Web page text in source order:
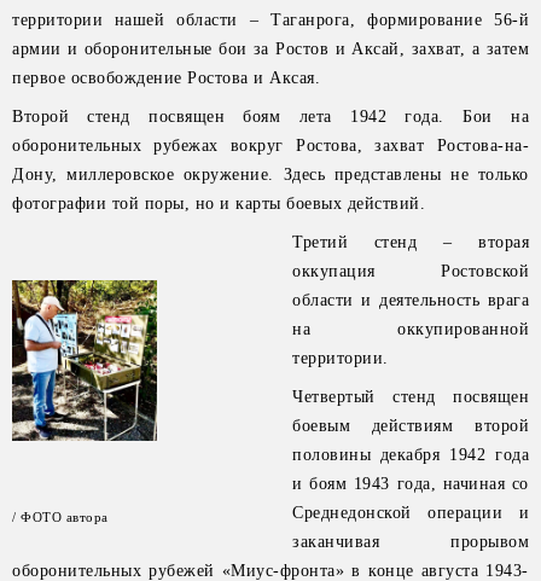
территории нашей области – Таганрога, формирование 56-й
армии и оборонительные бои за Ростов и Аксай, захват, а затем
первое освобождение Ростова и Аксая.
Второй стенд посвящен боям лета 1942 года. Бои на
оборонительных рубежах вокруг Ростова, захват Ростова-на-
Дону, миллеровское окружение. Здесь представлены не только
фотографии той поры, но и карты боевых действий.
/ ФОТО автора
Третий стенд – вторая
оккупация Ростовской
области и деятельность врага
на оккупированной
территории.
Четвертый стенд посвящен
боевым действиям второй
половины декабря 1942 года
и боям 1943 года, начиная со
Среднедонской операции и
заканчивая прорывом
оборонительных рубежей «Миус-фронта» в конце августа 1943-